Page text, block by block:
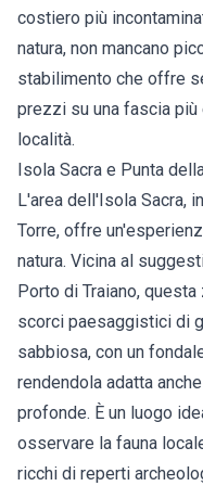
costiero più
natura, non mancano
stabilimento che offre
prezzi su una fascia
località.
Isola Sacra e Punta
L'area dell'Isola Sacra,
Torre, offre
natura. Vicina al
Porto di Traiano,
scorci paesaggistici di
sabbiosa, con un
rendendola adatta
profonde. È un luogo
osservare la fauna
ricchi di reperti